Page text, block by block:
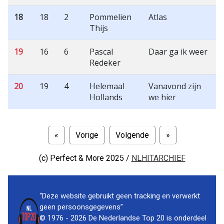
18 18 2
Pommelien
Thijs
Atlas
19 16 6
Pascal
Redeker
Daar ga ik weer
20 19 4
Helemaal
Hollands
Vanavond zijn
we hier
« Vorige Volgende »
(c) Perfect & More 2025 / NLHITARCHIEF
“Deze website gebruikt geen tracking en verwerkt
geen persoonsgegevens”
© 1976 - 2026 De Nederlandse Top 20 is onderdeel